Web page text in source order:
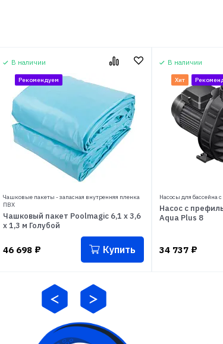
В наличии
Рекомендуем
Чашковые пакеты - запасная внутренняя пленка
ПВХ
Чашковый пакет Poolmagic 6,1 х 3,6
х 1,3 м Голубой
46 698 ₽ Купить
В наличии
Хит
Насосы для бассейна
Насос с
Aqua Plus 8
34 737 ₽